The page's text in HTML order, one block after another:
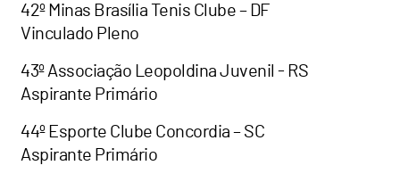
42º Minas Brasília Tenis Clube – DF
Vinculado Pleno
43º Associação Leopoldina Juvenil - RS
Aspirante Primário
44º Esporte Clube Concordia – SC
Aspirante Primário